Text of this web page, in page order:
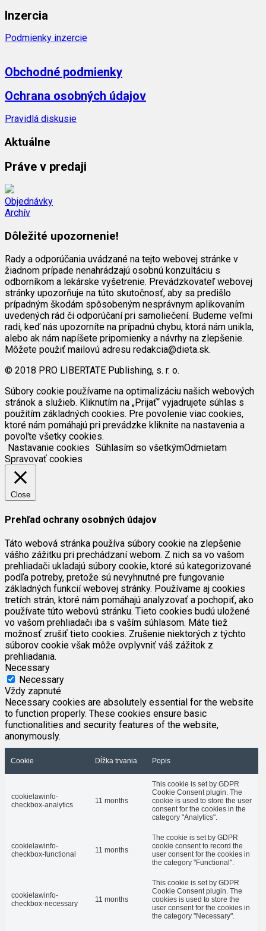
Inzercia
Podmienky inzercie
Obchodné podmienky
Ochrana osobných údajov
Pravidlá diskusie
Aktuálne
Práve v predaji
Objednávky
Archív
Dôležité upozornenie!
Rady a odporúčania uvádzané na tejto webovej stránke v
žiadnom prípade nenahrádzajú osobnú konzultáciu s
odborníkom a lekárske vyšetrenie. Prevádzkovateľ webovej
stránky upozorňuje na túto skutočnosť, aby sa predišlo
prípadným škodám spôsobeným nesprávnym aplikovaním
uvedených rád či odporúčaní pri samoliečení. Budeme veľmi
radi, keď nás upozorníte na prípadnú chybu, ktorá nám unikla,
alebo ak nám napíšete pripomienky a návrhy na zlepšenie.
Môžete použiť mailovú adresu redakcia@dieta.sk.
© 2018 PRO LIBERTATE Publishing, s. r. o.
Súbory cookie používame na optimalizáciu našich webových
stránok a služieb. Kliknutím na „Prijať“ vyjadrujete súhlas s
použitím základných cookies. Pre povolenie viac cookies,
ktoré nám pomáhajú pri prevádzke kliknite na nastavenia a
povoľte všetky cookies.
Nastavanie cookies Súhlasím so všetkýmOdmietam
Spravovať cookies
Close
Prehľad ochrany osobných údajov
Táto webová stránka používa súbory cookie na zlepšenie
vášho zážitku pri prechádzaní webom. Z nich sa vo vašom
prehliadači ukladajú súbory cookie, ktoré sú kategorizované
podľa potreby, pretože sú nevyhnutné pre fungovanie
základných funkcií webovej stránky. Používame aj cookies
tretích strán, ktoré nám pomáhajú analyzovať a pochopiť, ako
používate túto webovú stránku. Tieto cookies budú uložené
vo vašom prehliadači iba s vaším súhlasom. Máte tiež
možnosť zrušiť tieto cookies. Zrušenie niektorých z týchto
súborov cookie však môže ovplyvniť váš zážitok z
prehliadania.
Necessary
Necessary
Vždy zapnuté
Necessary cookies are absolutely essential for the website
to function properly. These cookies ensure basic
functionalities and security features of the website,
anonymously.
Cookie Dĺžka trvania Popis
cookielawinfo-
checkbox-analytics
11 months
This cookie is set by GDPR
Cookie Consent plugin. The
cookie is used to store the user
consent for the cookies in the
category "Analytics".
cookielawinfo-
checkbox-functional
11 months
The cookie is set by GDPR
cookie consent to record the
user consent for the cookies in
the category "Functional".
cookielawinfo-
checkbox-necessary
11 months
This cookie is set by GDPR
Cookie Consent plugin. The
cookies is used to store the
user consent for the cookies in
the category "Necessary".